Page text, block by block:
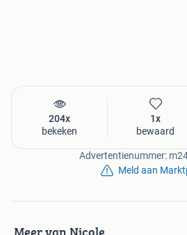
204x
bekeken
1x
bewaard
Advertentienummer:
Meld aan